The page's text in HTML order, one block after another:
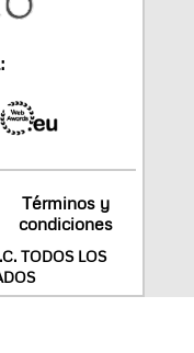
Términos y
condiciones
TODOS LOS